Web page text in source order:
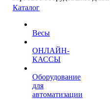
Каталог
Весы
ОНЛАЙН-
КАССЫ
Оборудование
для
автоматизации